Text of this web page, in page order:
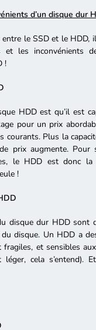
d’un disque dur
le SSD et le HDD,
et les inconvénients
!
HDD est qu’il est
pour un prix
courants. Plus la
prix augmente. Pour
le HDD est donc
!
disque dur HDD sont
du disque. Un HDD a
et sensibles
cela s’entend).